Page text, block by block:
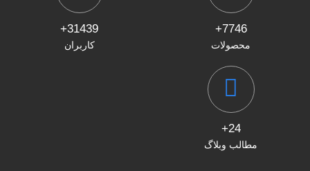
7746+
محصولات
31439+
کاربران
24+
مطالب وبلاگ